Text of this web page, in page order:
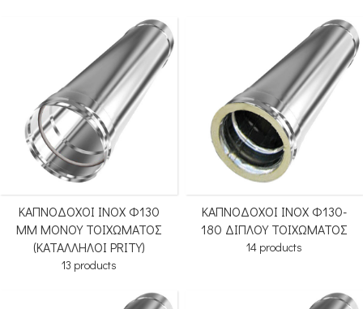
ΚΑΠΝΟΔΟΧΟΙ ΙΝΟΧ Φ130
MM ΜΟΝΟΥ ΤΟΙΧΩΜΑΤΟΣ
(ΚΑΤΑΛΛΗΛΟΙ PRITY)
13 products
ΚΑΠΝΟΔΟΧΟΙ ΙΝΟΧ Φ130-
180 ΔΙΠΛΟΥ ΤΟΙΧΩΜΑΤΟΣ
14 products